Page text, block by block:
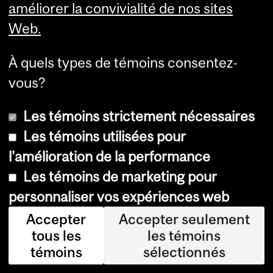
G
i
l
l
H
E
C
o
n
t
améliorer la convivialité de nos sites
Web.
À quels types de témoins consentez-
vous?
Les témoins strictement nécessaires
Les témoins utilisées pour
l'amélioration de la performance
Les témoins de marketing pour
personnaliser vos expériences web
Accepter
tous les
témoins
Accepter seulement
les témoins
sélectionnés